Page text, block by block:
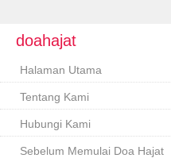
doahajat
Halaman Utama
Tentang Kami
Hubungi Kami
Sebelum Memulai Doa Hajat